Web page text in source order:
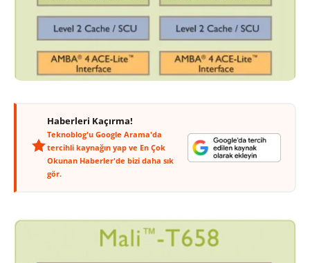
Haberleri Kaçırma!
Teknoblog'u Google Arama'da
tercihli kaynağın yap ve En Çok
Okunan Haberler'de bizi daha sık
gör.